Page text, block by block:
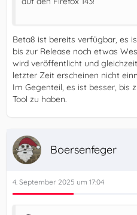
Beta8 ist bereits verfügbar, es
bis zur Release noch etwas
wird veröffentlicht und
letzter Zeit erscheinen nicht
Im Gegenteil, es ist besser, bis
Tool zu haben.
Boersenfeger
4. September 2025 um 17:04